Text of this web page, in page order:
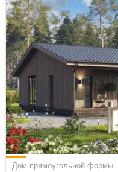
Дом прямоугольной формы